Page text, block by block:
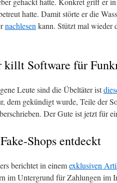
hatte. Damit störte er die
nachlesen kann. Stützt mal wieder
killt Software für
Leute sind die Übeltäter ist
dem gekündigt wurde, Teile der
Der Gute ist jetzt für
Shops entdeckt
berichtet in einemexklusiven
im Untergrund für Zahlungen im